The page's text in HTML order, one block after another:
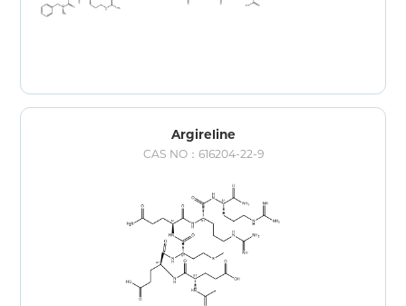
Argireline
CAS NO：616204-22-9